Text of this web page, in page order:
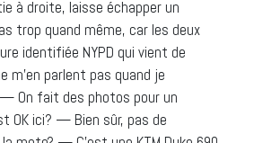
à droite, laisse échapper un
trop quand même, car les deux
identifiée NYPD qui vient de
m’en parlent pas quand je
— On fait des photos pour un
OK ici? — Bien sûr, pas de